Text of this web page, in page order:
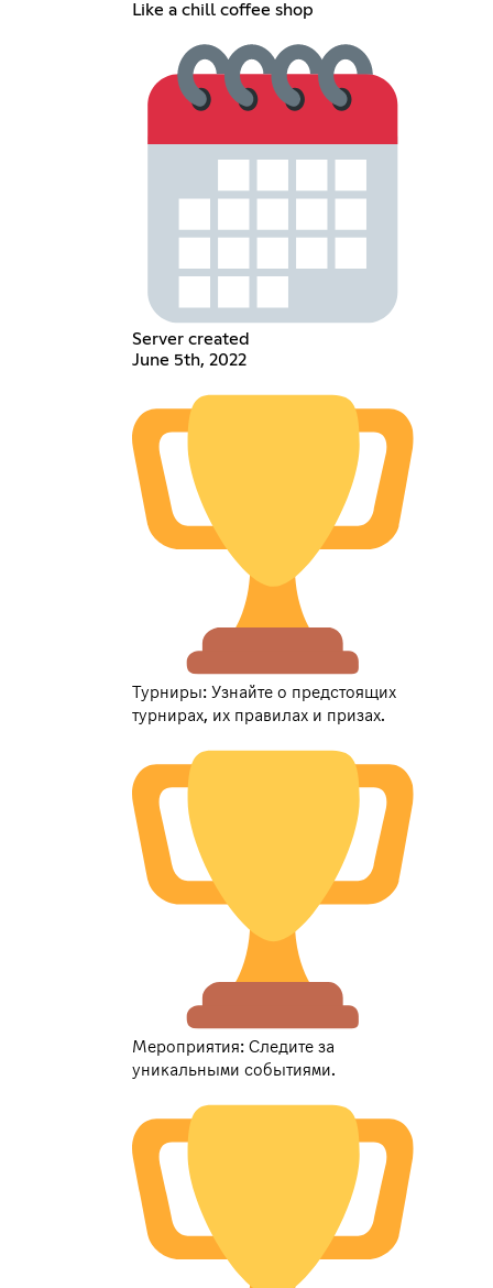
Like a chill coffee shop
Server created
June 5th, 2022
Турниры: Узнайте о предстоящих
турнирах, их правилах и призах.
Мероприятия: Следите за
уникальными событиями.